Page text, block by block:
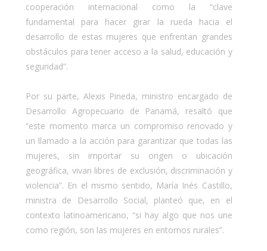
cooperación internacional como la “clave
fundamental para hacer girar la rueda hacia el
desarrollo de estas mujeres que enfrentan grandes
obstáculos para tener acceso a la salud, educación y
seguridad”.
Por su parte, Alexis Pineda, ministro encargado de
Desarrollo Agropecuario de Panamá, resaltó que
“este momento marca un compromiso renovado y
un llamado a la acción para garantizar que todas las
mujeres, sin importar su origen o ubicación
geográfica, vivan libres de exclusión, discriminación y
violencia”. En el mismo sentido, María Inés Castillo,
ministra de Desarrollo Social, planteó que, en el
contexto latinoamericano, “si hay algo que nos une
como región, son las mujeres en entornos rurales”.